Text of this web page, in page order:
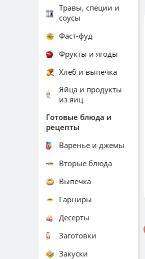
Травы, специи и
соусы
Фаст-фуд
Фрукты и ягоды
Хлеб и выпечка
Яйца и продукты
из яиц
Готовые блюда и
рецепты
Варенье и джемы
Вторые блюда
Выпечка
Гарниры
Десерты
Заготовки
Закуски